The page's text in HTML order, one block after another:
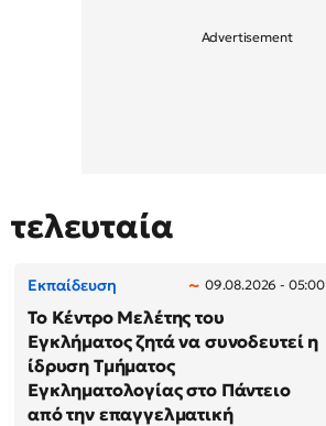
τελευταία
Εκπαίδευση 09.08.2026 - 05:00
Το Κέντρο Μελέτης του
Εγκλήματος ζητά να συνοδευτεί η
ίδρυση Τμήματος
Εγκληματολογίας στο Πάντειο
από την επαγγελματική